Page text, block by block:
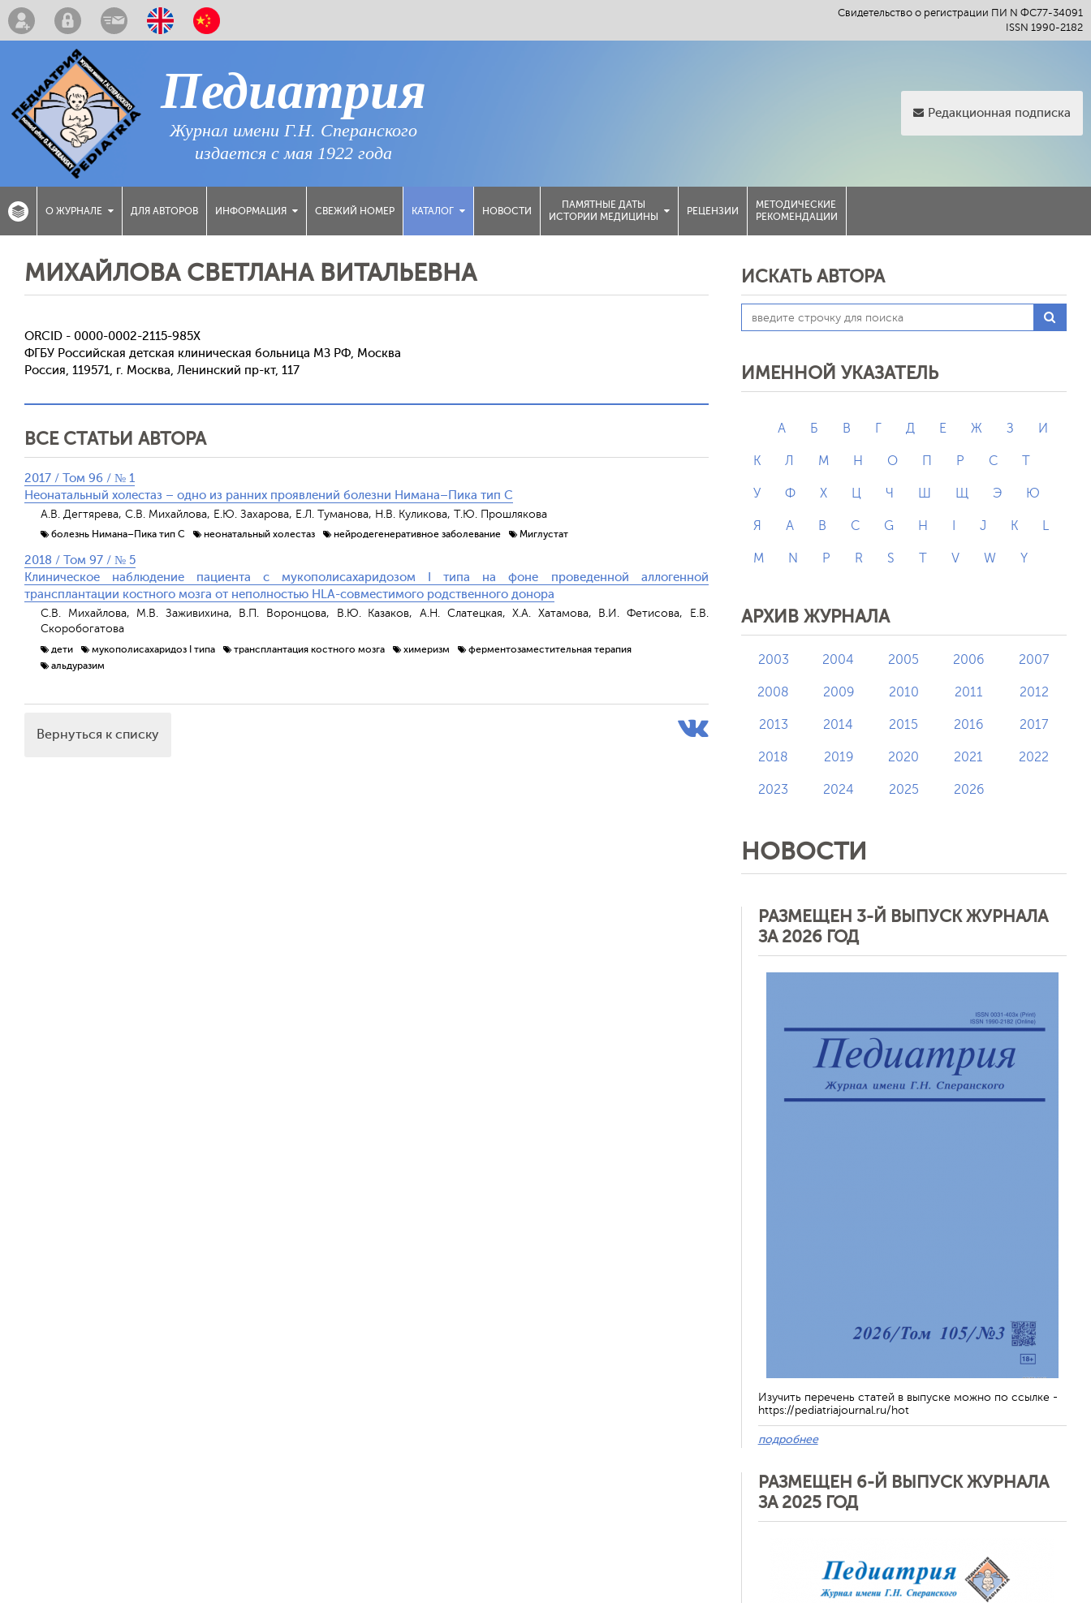
Свидетельство о регистрации ПИ N ФС77-34091
ISSN 1990-2182
Педиатрия
Журнал имени Г.Н. Сперанского
издается с мая 1922 года
Редакционная подписка
О ЖУРНАЛЕ ДЛЯ АВТОРОВ ИНФОРМАЦИЯ СВЕЖИЙ НОМЕР КАТАЛОГ НОВОСТИ
ПАМЯТНЫЕ ДАТЫ
ИСТОРИИ МЕДИЦИНЫ
РЕЦЕНЗИИ
МЕТОДИЧЕСКИЕ
РЕКОМЕНДАЦИИ
МИХАЙЛОВА СВЕТЛАНА ВИТАЛЬЕВНА
ORCID - 0000-0002-2115-985X
ФГБУ Российская детская клиническая больница МЗ РФ, Москва
Россия, 119571, г. Москва, Ленинский пр-кт, 117
ВСЕ СТАТЬИ АВТОРА
2017 / Том 96 / № 1
Неонатальный холестаз – одно из ранних проявлений болезни Нимана–Пика тип С
А.В. Дегтярева, С.В. Михайлова, Е.Ю. Захарова, Е.Л. Туманова, Н.В. Куликова, Т.Ю. Прошлякова
болезнь Нимана–Пика тип С неонатальный холестаз нейродегенеративное заболевание Миглустат
2018 / Том 97 / № 5
Клиническое наблюдение пациента с мукополисахаридозом I типа на фоне проведенной аллогенной
трансплантации костного мозга от неполностью HLA-совместимого родственного донора
С.В. Михайлова, М.В. Заживихина, В.П. Воронцова, В.Ю. Казаков, А.Н. Слатецкая, Х.А. Хатамова, В.И. Фетисова, Е.В.
Скоробогатова
дети мукополисахаридоз I типа трансплантация костного мозга химеризм
ферментозаместительная терапия
альдуразим
Вернуться к списку
ИСКАТЬ АВТОРА
ИМЕННОЙ УКАЗАТЕЛЬ
А Б В Г Д Е Ж З И
К Л М Н О П Р С Т
У Ф Х Ц Ч Ш Щ Э Ю
Я A B C G H J K L
M N P R S T V W Y
АРХИВ ЖУРНАЛА
2003 2004 2005 2006 2007
2008 2009 2010 2011 2012
2013 2014 2015 2016 2017
2018 2019 2020 2021 2022
2023 2024 2025 2026
НОВОСТИ
РАЗМЕЩЕН 3-Й ВЫПУСК ЖУРНАЛА
ЗА 2026 ГОД
Изучить перечень статей в выпуске можно по ссылке -
https://pediatriajournal.ru/hot
подробнее
РАЗМЕЩЕН 6-Й ВЫПУСК ЖУРНАЛА
ЗА 2025 ГОД